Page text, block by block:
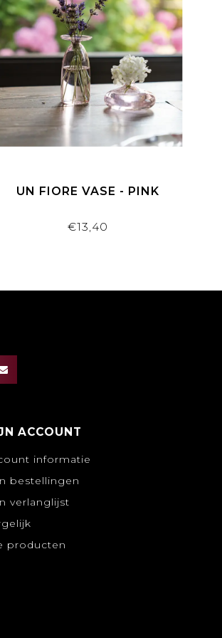
UN FIORE VASE - PINK
€13,40
ACCOUNT
informatie
bestellingen
verlanglijst
producten